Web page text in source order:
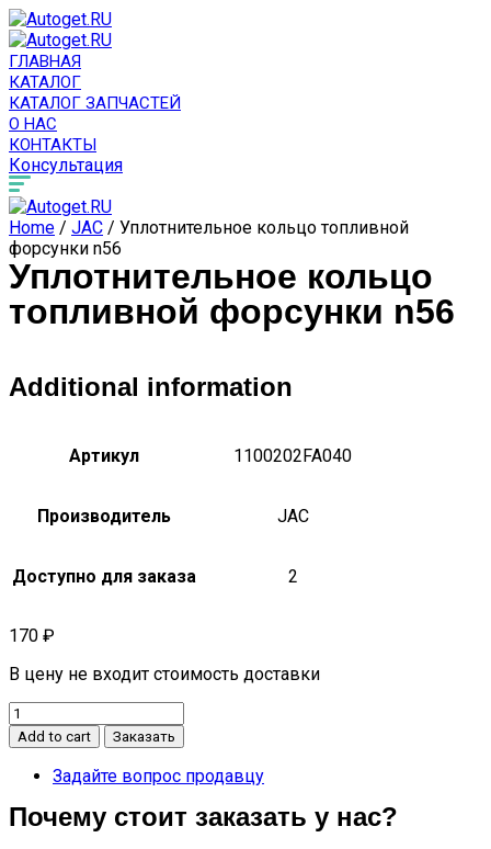
ГЛАВНАЯ
КАТАЛОГ
КАТАЛОГ ЗАПЧАСТЕЙ
О НАС
КОНТАКТЫ
Консультация
Home / JAC / Уплотнительное кольцо топливной
форсунки n56
Уплотнительное кольцо
топливной форсунки n56
Additional information
Артикул 1100202FA040
Производитель JAC
Доступно для заказа 2
170 ₽
В цену не входит стоимость доставки
Уплотнительное
кольцо
топливной
форсунки
quantity
Add to cart Заказать
Задайте вопрос продавцу
Почему стоит заказать у нас?